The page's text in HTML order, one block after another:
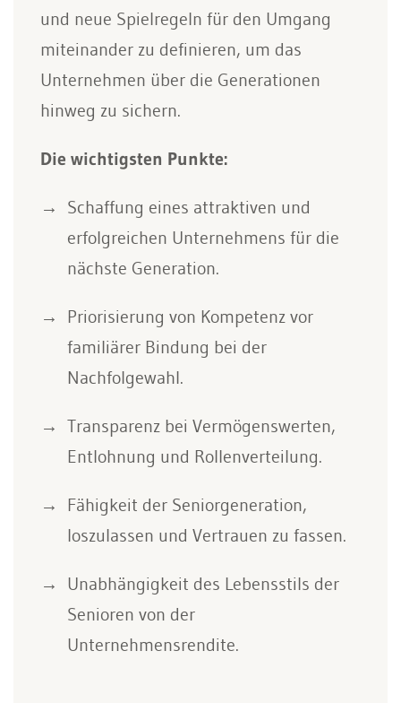
und neue Spielregeln für den Umgang
miteinander zu definieren, um das
Unternehmen über die Generationen
hinweg zu sichern.
Die wichtigsten Punkte:
Schaffung eines attraktiven und
erfolgreichen Unternehmens für die
nächste Generation.
Priorisierung von Kompetenz vor
familiärer Bindung bei der
Nachfolgewahl.
Transparenz bei Vermögenswerten,
Entlohnung und Rollenverteilung.
Fähigkeit der Seniorgeneration,
loszulassen und Vertrauen zu fassen.
Unabhängigkeit des Lebensstils der
Senioren von der
Unternehmensrendite.